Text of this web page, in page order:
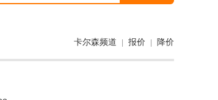
卡尔森频道 报价 降价